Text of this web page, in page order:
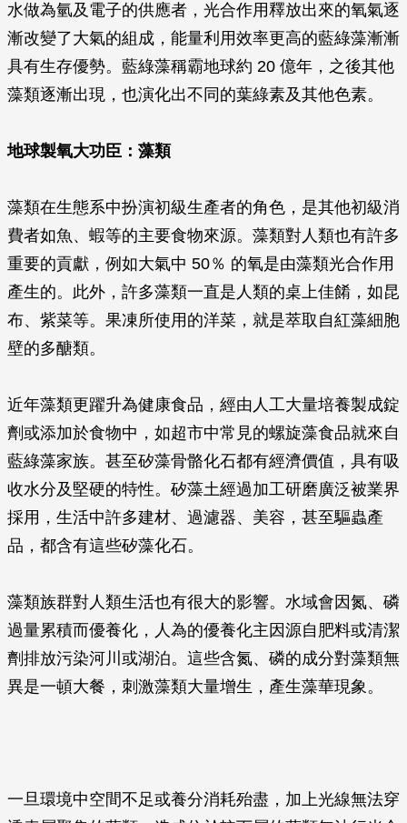
水做為氫及電子的供應者，光合作用釋放出來的氧氣逐
漸改變了大氣的組成，能量利用效率更高的藍綠藻漸漸
具有生存優勢。藍綠藻稱霸地球約 20 億年，之後其他
藻類逐漸出現，也演化出不同的葉綠素及其他色素。
地球製氧大功臣：藻類
藻類在生態系中扮演初級生產者的角色，是其他初級消
費者如魚、蝦等的主要食物來源。藻類對人類也有許多
重要的貢獻，例如大氣中 50％ 的氧是由藻類光合作用
產生的。此外，許多藻類一直是人類的桌上佳餚，如昆
布、紫菜等。果凍所使用的洋菜，就是萃取自紅藻細胞
壁的多醣類。
近年藻類更躍升為健康食品，經由人工大量培養製成錠
劑或添加於食物中，如超市中常見的螺旋藻食品就來自
藍綠藻家族。甚至矽藻骨骼化石都有經濟價值，具有吸
收水分及堅硬的特性。矽藻土經過加工研磨廣泛被業界
採用，生活中許多建材、過濾器、美容，甚至驅蟲產
品，都含有這些矽藻化石。
藻類族群對人類生活也有很大的影響。水域會因氮、磷
過量累積而優養化，人為的優養化主因源自肥料或清潔
劑排放污染河川或湖泊。這些含氮、磷的成分對藻類無
異是一頓大餐，刺激藻類大量增生，產生藻華現象。
一旦環境中空間不足或養分消耗殆盡，加上光線無法穿